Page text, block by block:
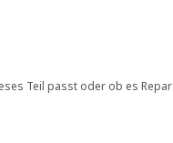
Teil passt oder ob es